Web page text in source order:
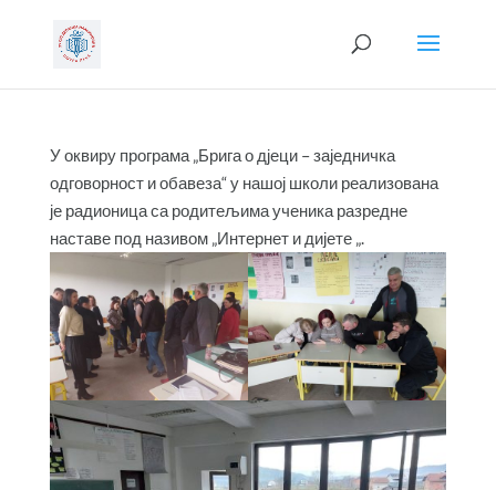
У оквиру програма „Брига о дјеци – заједничка
одговорност и обавеза“ у нашој школи реализована
је радионица са родитељима ученика разредне
наставе под називом „Интернет и дијете „.